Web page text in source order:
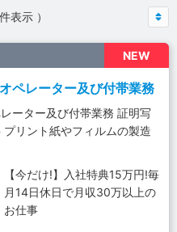
表示 ）
NEW
ペレーター及び付帯業務
ーター及び付帯業務 証明写
リント紙やフィルムの製造
【今だけ!】入社特典15万円!毎
月14日休日で月収30万以上の
お仕事